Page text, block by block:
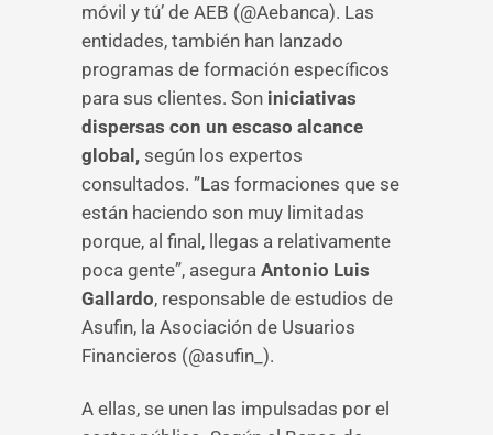
móvil y tú’ de AEB (@Aebanca). Las
entidades, también han lanzado
programas de formación específicos
para sus clientes. Son iniciativas
dispersas con un escaso alcance
global, según los expertos
consultados. ”Las formaciones que se
están haciendo son muy limitadas
porque, al final, llegas a relativamente
poca gente”, asegura Antonio Luis
Gallardo, responsable de estudios de
Asufin, la Asociación de Usuarios
Financieros (@asufin_).
A ellas, se unen las impulsadas por el